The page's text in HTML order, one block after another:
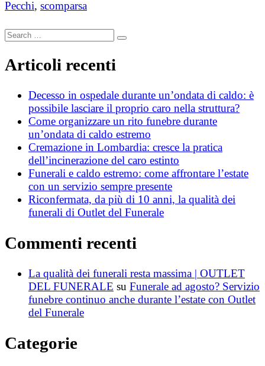
Pecchi, scomparsa
Search
Search
Articoli recenti
Decesso in ospedale durante un’ondata di caldo: è
possibile lasciare il proprio caro nella struttura?
Come organizzare un rito funebre durante
un’ondata di caldo estremo
Cremazione in Lombardia: cresce la pratica
dell’incinerazione del caro estinto
Funerali e caldo estremo: come affrontare l’estate
con un servizio sempre presente
Riconfermata, da più di 10 anni, la qualità dei
funerali di Outlet del Funerale
Commenti recenti
La qualità dei funerali resta massima | OUTLET
DEL FUNERALE su Funerale ad agosto? Servizio
funebre continuo anche durante l’estate con Outlet
del Funerale
Categorie